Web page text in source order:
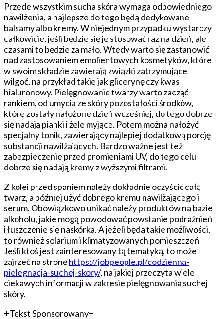
Przede wszystkim sucha skóra wymaga odpowiedniego
nawilżenia, a najlepsze do tego będą dedykowane
balsamy albo kremy. W niejednym przypadku wystarczy
całkowicie, jeśli będzie się je stosować raz na dzień, ale
czasami to będzie za mało. Wtedy warto się zastanowić
nad zastosowaniem emolientowych kosmetyków, które
w swoim składzie zawierają związki zatrzymujące
wilgoć, na przykład takie jak glicerynę czy kwas
hialuronowy. Pielęgnowanie twarzy warto zacząć
rankiem, od umycia ze skóry pozostałości środków,
które zostały nałożone dzień wcześniej, do tego dobrze
się nadają pianki i żele myjące. Potem można nałożyć
specjalny tonik, zawierający najlepiej dodatkową porcję
substancji nawilżających. Bardzo ważne jest też
zabezpieczenie przed promieniami UV, do tego celu
dobrze się nadają kremy z wyższymi filtrami.
Z kolei przed spaniem należy dokładnie oczyścić całą
twarz, a później użyć dobrego kremu nawilżającego i
serum. Obowiązkowo unikać należy produktów na bazie
alkoholu, jakie mogą powodować powstanie podrażnień
i łuszczenie się naskórka. A jeżeli będą takie możliwości,
to również solarium i klimatyzowanych pomieszczeń.
Jeśli ktoś jest zainteresowany tą tematyką, to może
zajrzeć na stronęhttps://jobpeople.pl/codzienna-
pielegnacja-suchej-skory/, na jakiej przeczyta wiele
ciekawych informacji w zakresie pielęgnowania suchej
skóry.
+Tekst Sponsorowany+